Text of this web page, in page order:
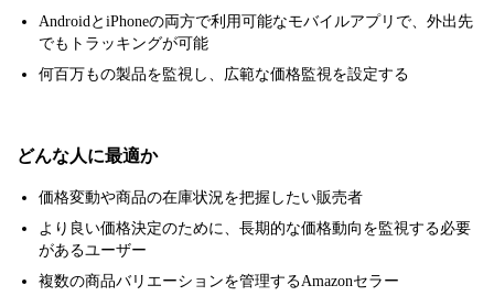
AndroidとiPhoneの両方で利用可能なモバイルアプリで、外出先
でもトラッキングが可能
何百万もの製品を監視し、広範な価格監視を設定する
どんな人に最適か
価格変動や商品の在庫状況を把握したい販売者
より良い価格決定のために、長期的な価格動向を監視する必要
があるユーザー
複数の商品バリエーションを管理するAmazonセラー